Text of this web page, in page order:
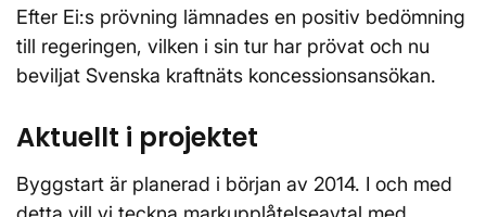
Efter Ei:s prövning lämnades en positiv bedömning
till regeringen, vilken i sin tur har prövat och nu
beviljat Svenska kraftnäts koncessionsansökan.
Aktuellt i projektet
Byggstart är planerad i början av 2014. I och med